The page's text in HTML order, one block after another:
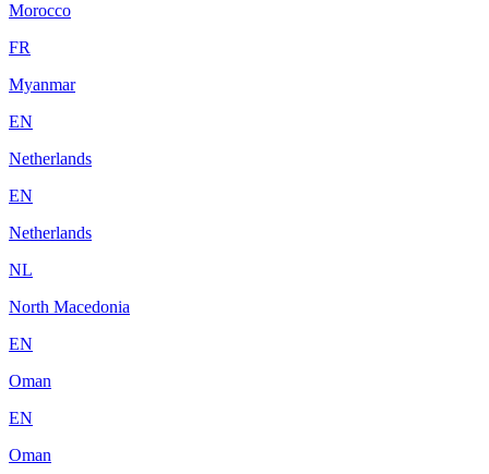
Morocco
FR
Myanmar
EN
Netherlands
EN
Netherlands
NL
North Macedonia
EN
Oman
EN
Oman